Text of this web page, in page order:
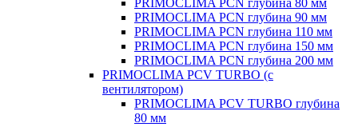
PRIMOCLIMA PCN глубина 80 мм
PRIMOCLIMA PCN глубина 90 мм
PRIMOCLIMA PCN глубина 110 мм
PRIMOCLIMA PCN глубина 150 мм
PRIMOCLIMA PCN глубина 200 мм
PRIMOCLIMA PCV TURBO (c
вентилятором)
PRIMOCLIMA PCV TURBO глубина
80 мм